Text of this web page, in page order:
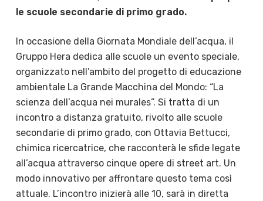
le scuole secondarie di primo grado.
In occasione della Giornata Mondiale dell’acqua, il
Gruppo Hera dedica alle scuole un evento speciale,
organizzato nell’ambito del progetto di educazione
ambientale La Grande Macchina del Mondo: “La
scienza dell’acqua nei murales”. Si tratta di un
incontro a distanza gratuito, rivolto alle scuole
secondarie di primo grado, con Ottavia Bettucci,
chimica ricercatrice, che racconterà le sfide legate
all’acqua attraverso cinque opere di street art. Un
modo innovativo per affrontare questo tema così
attuale. L’incontro inizierà alle 10, sarà in diretta